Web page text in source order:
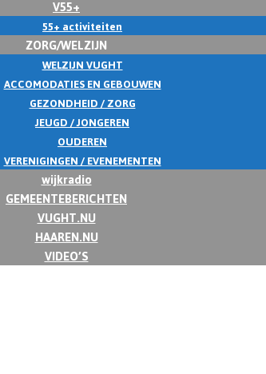
V55+
55+ activiteiten
ZORG/WELZIJN
WELZIJN VUGHT
ACCOMODATIES EN GEBOUWEN
GEZONDHEID / ZORG
JEUGD / JONGEREN
OUDEREN
VERENIGINGEN / EVENEMENTEN
wijkradio
GEMEENTEBERICHTEN
VUGHT.NU
HAAREN.NU
VIDEO’S